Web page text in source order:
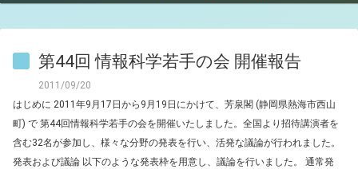
第44回 情報科学若手の会 開催報告
2011/09/20
はじめに 2011年9月17日から9月19日にかけて、芳泉閣 (静岡県熱海市西山
町) で 第44回情報科学若手の会を開催いたしました。全国より招待講演者を
含む32名が参加し、様々な分野の発表を行い、活発な議論が行われました。
発表および議論 以下のような発表枠を用意し、議論を行いました。 通常発